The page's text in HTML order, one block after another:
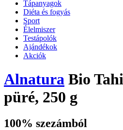
Tápanyagok
Diéta és fogyás
Sport
Élelmiszer
Testápolók
Ajándékok
Akciók
Alnatura Bio
püré, 250 g
100% szezámból